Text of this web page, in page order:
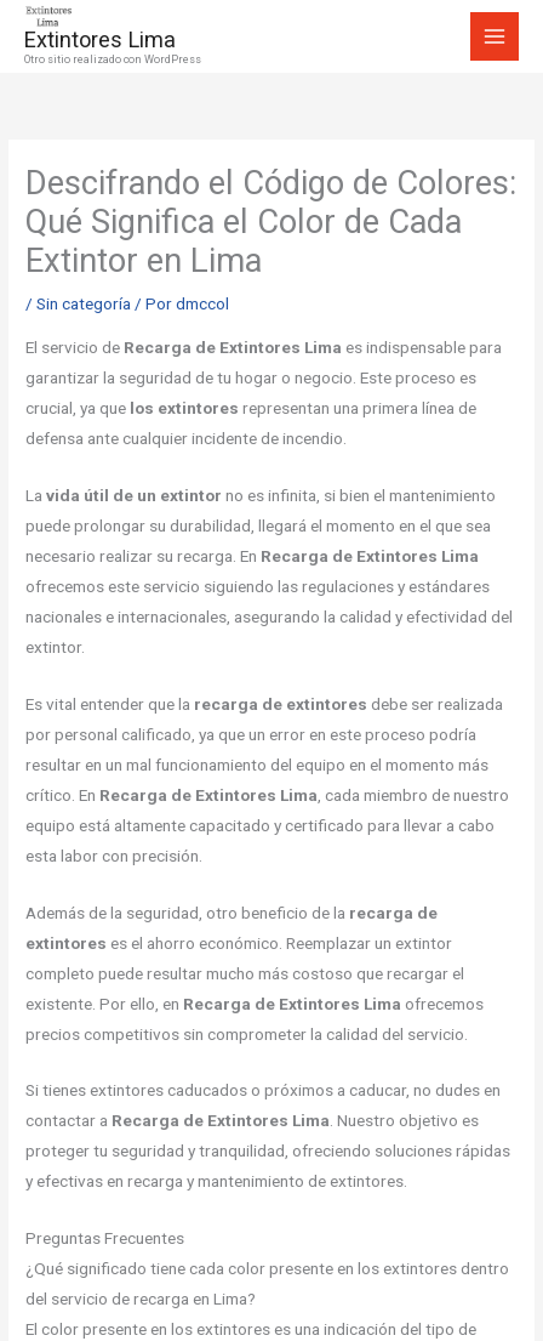
Extintores Lima
Otro sitio realizado con WordPress
Descifrando el Código de Colores:
Qué Significa el Color de Cada
Extintor en Lima
/Sin categoría/ Pordmccol
El servicio de Recarga de Extintores Lima es indispensable para
garantizar la seguridad de tu hogar o negocio. Este proceso es
crucial, ya que los extintores representan una primera línea de
defensa ante cualquier incidente de incendio.
Lavida útil de un extintor no es infinita, si bien el mantenimiento
puede prolongar su durabilidad, llegará el momento en el que sea
necesario realizar su recarga. En Recarga de Extintores Lima
ofrecemos este servicio siguiendo las regulaciones y estándares
nacionales e internacionales, asegurando la calidad y efectividad del
extintor.
Es vital entender que la recarga de extintores debe ser realizada
por personal calificado, ya que un error en este proceso podría
resultar en un mal funcionamiento del equipo en el momento más
crítico. En Recarga de Extintores Lima , cada miembro de nuestro
equipo está altamente capacitado y certificado para llevar a cabo
esta labor con precisión.
Además de la seguridad, otro beneficio de la recarga de
extintores es el ahorro económico. Reemplazar un extintor
completo puede resultar mucho más costoso que recargar el
existente. Por ello, en Recarga de Extintores Lima ofrecemos
precios competitivos sin comprometer la calidad del servicio.
Si tienes extintores caducados o próximos a caducar, no dudes en
contactar a Recarga de Extintores Lima. Nuestro objetivo es
proteger tu seguridad y tranquilidad, ofreciendo soluciones rápidas
y efectivas en recarga y mantenimiento de extintores.
Preguntas Frecuentes
¿Qué significado tiene cada color presente en los extintores dentro
del servicio de recarga en Lima?
El color presente en los extintores es una indicación del tipo de